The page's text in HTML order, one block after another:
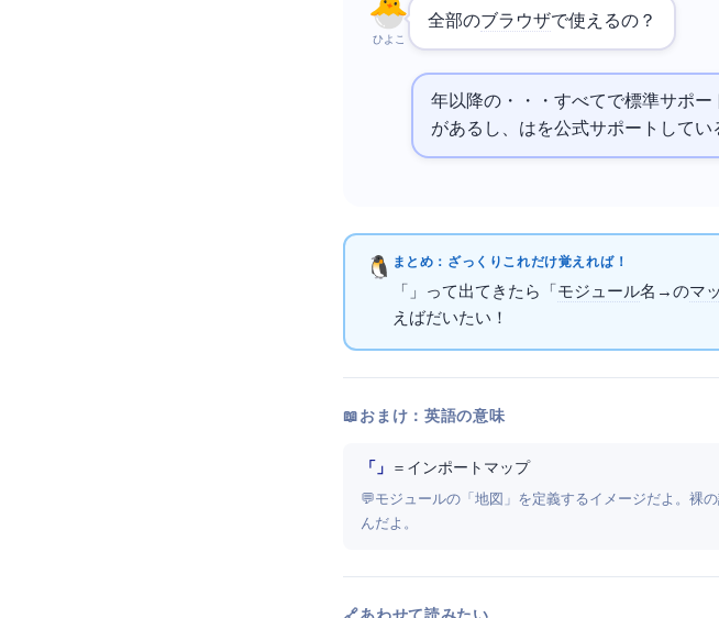
ひよこ
全部のブラウザで使えるの？
2023年以降のChrome・Firefox・Safari・Edgeすべてで
があるし、 はImport Mapsを公式サポートし
まとめ：ざっくりこれだけ覚えればOK！
「Import Maps」って出てきたら「 モジュール名→のマ
えばだいたいOK！
📖 おまけ：英語の意味
「Import Maps」 ＝ インポートマップ
💬 モジュールの「地図」を定義するイメージだよ。裸の識
んだよ。